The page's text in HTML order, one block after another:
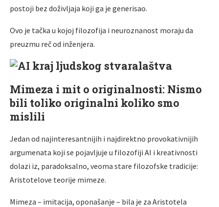
postoji bez doživljaja koji ga je generisao.
Ovo je tačka u kojoj filozofija i neuroznanost moraju da
preuzmu reč od inženjera.
Mimeza i mit o originalnosti: Nismo
bili toliko originalni koliko smo
mislili
Jedan od najinteresantnijih i najdirektno provokativnijih
argumenata koji se pojavljuje u filozofiji AI i kreativnosti
dolazi iz, paradoksalno, veoma stare filozofske tradicije:
Aristotelove teorije mimeze.
Mimeza – imitacija, oponašanje – bila je za Aristotela